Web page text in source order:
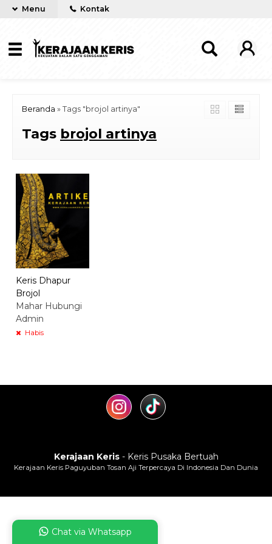
Menu Kontak
Beranda » Tags "brojol artinya"
Tags brojol artinya
Keris Dhapur
Brojol
Mahar Hubungi
Admin
Habis
Kerajaan Keris- Keris Pusaka Bertuah
Kerajaan Keris Paguyuban Tosan Aji Terpercaya Di Indonesia Dan Dunia
Chat via Whatsapp